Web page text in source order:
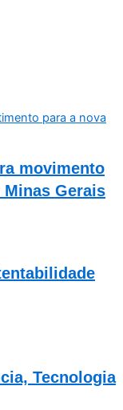
movimento
Gerais
Tecnologia